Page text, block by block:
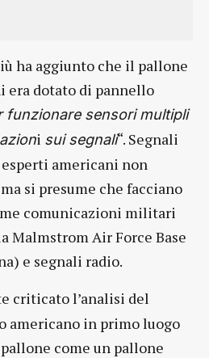
ha aggiunto che il pallone
era dotato di pannello
funzionare sensori multipli
i sui segnali“. Segnali
americani non
si presume che facciano
comunicazioni militari
Malmstrom Air Force Base
e segnali radio.
criticato l’analisi del
americano in primo luogo
come un pallone